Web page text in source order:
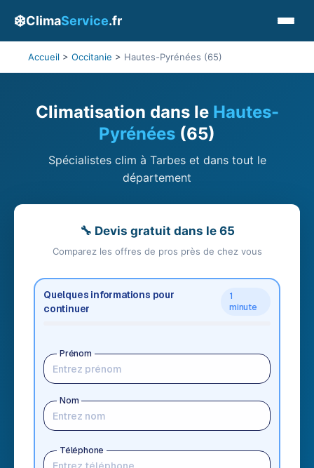
❄️ClimaService.fr
Accueil > Occitanie > Hautes-Pyrénées (65)
Climatisation dans le Hautes-
Pyrénées (65)
Spécialistes clim à Tarbes et dans tout le
département
🔧 Devis gratuit dans le 65
Comparez les offres de pros près de chez vous